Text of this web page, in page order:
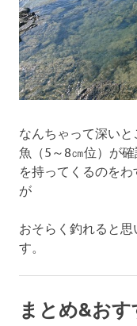
なんちゃって深い
魚（5～8㎝位）が
を持ってくるのを
が
おそらく釣れると
す。
まとめ&お